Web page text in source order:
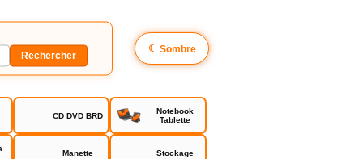
☾ Sombre
CD DVD BRD
Notebook
Tablette
Manette Stockage